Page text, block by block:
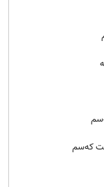
که‌سم